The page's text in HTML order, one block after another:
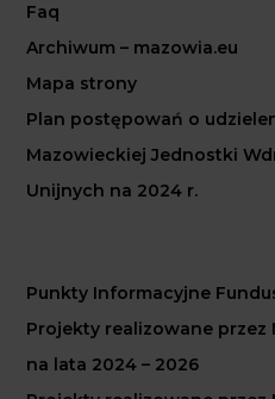
Faq
Archiwum – mazowia.eu
Mapa strony
Plan postępowań o
Mazowieckiej Jednostki
Unijnych na 2024 r.
Punkty Informacyjne
Projekty realizowane przez
na lata 2024 – 2026